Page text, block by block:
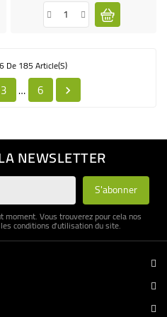
base
De 185 Article(s)
3 … 6 
NEWSLETTER
Vous trouverez pour cela nos
conditions d'utilisation du site.